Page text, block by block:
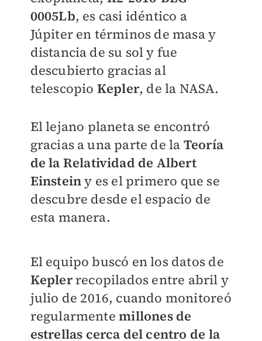
0005Lb, es casi idéntico a
Júpiter en términos de masa y
distancia de su sol y fue
descubierto gracias al
telescopio Kepler, de la NASA.
El lejano planeta se encontró
gracias a una parte de la Teoría
de la Relatividad de Albert
Einsteiny es el primero que se
descubre desde el espacio de
esta manera.
El equipo buscó en los datos de
Keplerrecopilados entre abril y
julio de 2016, cuando monitoreó
regularmentemillones de
estrellas cerca del centro de la